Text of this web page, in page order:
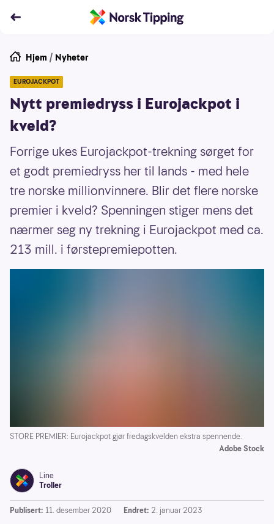
Hjem / Nyheter
EUROJACKPOT
Nytt premiedryss i Eurojackpot i
kveld?
Forrige ukes Eurojackpot-trekning sørget for
et godt premiedryss her til lands - med hele
tre norske millionvinnere. Blir det flere norske
premier i kveld? Spenningen stiger mens det
nærmer seg ny trekning i Eurojackpot med ca.
213 mill. i førstepremiepotten.
STORE PREMIER: Eurojackpot gjør fredagskvelden ekstra spennende.
Adobe Stock
Line
Troller
Publisert: 11. desember 2020 Endret: 2. januar 2023